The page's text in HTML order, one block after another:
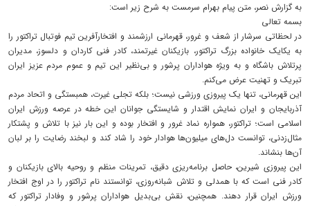
به گزارش نصر، متن پیام بهرام سرمست به شرح زیر است:
بسمه تعالی
در لحظاتی سرشار از شعف و غرور، قهرمانی ارزشمند و افتخارآفرین تیم فوتبال تراکتور را
به یکایک خانواده بزرگ تراکتور، بازیکنان غیرتمند، کادر فنی کاردان و دلسوز، مدیران
پرتلاش باشگاه و به ویژه هواداران پرشور و بی‌نظیر این تیم و عموم مردم عزیز ایران
تبریک و تهنیت عرض می‌کنم.
این قهرمانی، تنها یک پیروزی ورزشی نیست؛ بلکه تجلی غیرت، همبستگی و اتحاد مردم
آذربایجان و ایران نمایش اقتدار و شایستگی جوانان این خطه در عرصه ورزش ایران
اسلامی است؛ تراکتور، همواره نماد غرور و افتخار بوده و این بار نیز با تلاش و پشتکار
مثال‌زدنی، توانست دل‌های میلیون‌ها هوادار خود را شاد کند و لبخند رضایت را بر لبان
آن‌ها بنشاند.
این پیروزی شیرین، حاصل برنامه‌ریزی دقیق، تمرینات منظم و روحیه بالای بازیکنان و
کادر فنی است که با همدلی و تلاش شبانه‌روزی، توانستند نام تراکتور را در اوج افتخار
ورزش ایران قرار دهند. همچنین، نقش بی‌بدیل هواداران پرشور و وفادار تراکتور که